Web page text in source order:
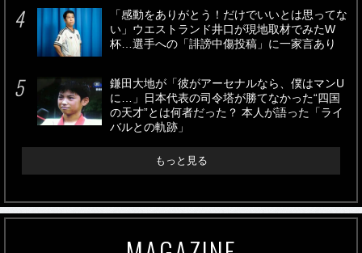
「感動をありがとう！だけでいいとは思ってな
い」ウエストランド井口が現地取材でみたW
杯…選手への「誹謗中傷投稿」に一家言あり
鎌田大地が「彼がアーセナルなら、僕はマンU
に…」日本代表の司令塔が勝てなかった“四国
の天才”とは何者だった？ 本人が語った「ライ
バルとの軌跡」
もっと見る